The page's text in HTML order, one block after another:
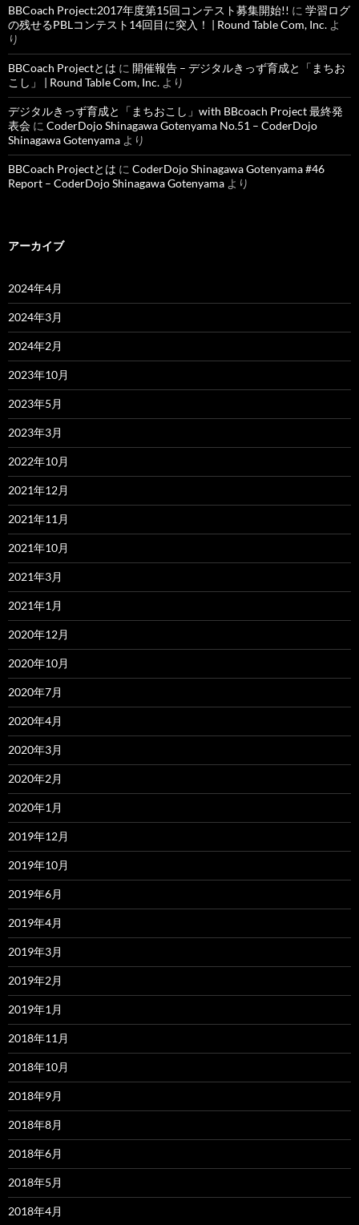
BBCoach Project:2017年度第15回コンテスト募集開始!! に 学習ログ
の残せるPBLコンテスト14回目に突入！ | Round Table Com, Inc. よ
り
BBCoach Projectとは に 開催報告 – デジタルきっず育成と「まちお
こし」 | Round Table Com, Inc. より
デジタルきっず育成と「まちおこし」with BBcoach Project 最終発
表会 に CoderDojo Shinagawa Gotenyama No.51 – CoderDojo
Shinagawa Gotenyama より
BBCoach Projectとは に CoderDojo Shinagawa Gotenyama #46
Report – CoderDojo Shinagawa Gotenyama より
アーカイブ
2024年4月
2024年3月
2024年2月
2023年10月
2023年5月
2023年3月
2022年10月
2021年12月
2021年11月
2021年10月
2021年3月
2021年1月
2020年12月
2020年10月
2020年7月
2020年4月
2020年3月
2020年2月
2020年1月
2019年12月
2019年10月
2019年6月
2019年4月
2019年3月
2019年2月
2019年1月
2018年11月
2018年10月
2018年9月
2018年8月
2018年6月
2018年5月
2018年4月